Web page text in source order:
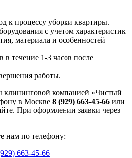
к процессу уборки квартиры.
с учетом характеристик
материала и особенностей
в течение 1-3 часов после
работы.
клининговой компанией «Чистый
в Москве 8 (929) 663-45-66 или
При оформлении заявки через
нам по телефону:
663-45-66